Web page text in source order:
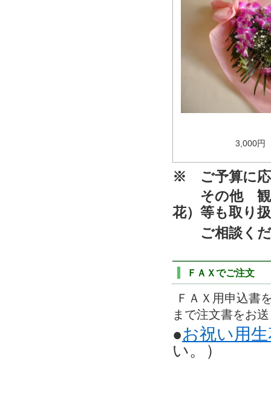
3,000円
※ ご予算に応
その他 観葉
花）等も取り
ご相談くだ
ＦＡＸでご注文
ＦＡＸ用申込書
まで注文書をお
●お祝い用
い。）